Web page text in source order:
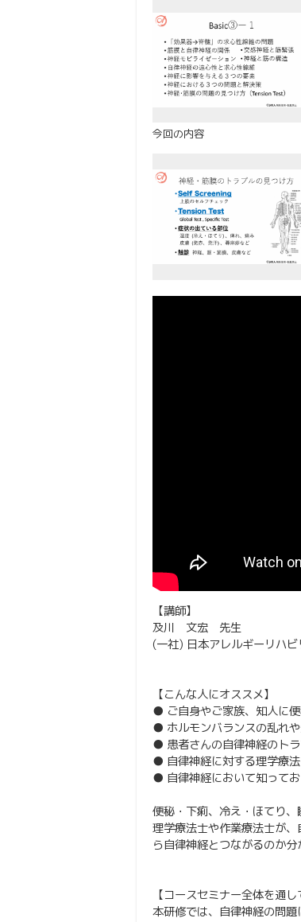
今回の内容
【講師】
及川 文宏 先生
(一社) 日本アレルギーリハ
【こんな人にオススメ】
● ご自身やご家族、知人に
● ホルモンバランスの乱れ
● 患者さんの自律神経のト
● 自律神経に対する理学療
● 自律神経において知って
便秘・下痢、冷え・ほてり、
理学療法士や作業療法士が
ら自律神経とつながるのか分
【コースセミナー全体を通し
本研修では、自律神経の問